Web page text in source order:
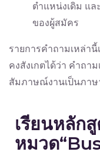
ตำแหน่งเดิม แ
ของผู้สมัคร
รายการคำถามเหล่า
คงสังเกตได้ว่า คำถา
สัมภาษณ์งานเป็นภาษ
เรียนหลัก
หมวด